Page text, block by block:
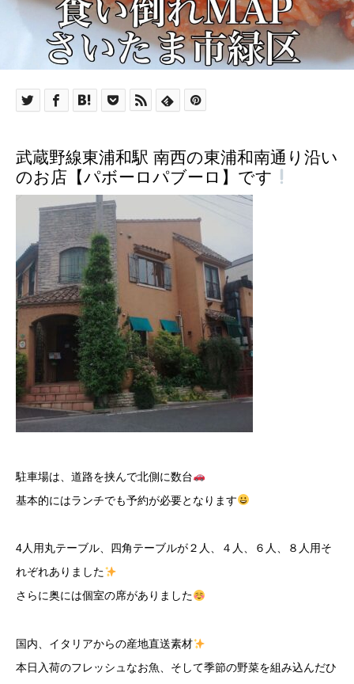
武蔵野線東浦和駅 南西の東浦和南通り沿い
のお店【パボーロパブーロ】です
駐車場は、道路を挟んで北側に数台
基本的にはランチでも予約が必要となります
4人用丸テーブル、四角テーブルが２人、４人、６人、８人用そ
れぞれありました
さらに奥には個室の席がありました
国内、イタリアからの産地直送素材
本日入荷のフレッシュなお魚、そして季節の野菜を組み込んだひ